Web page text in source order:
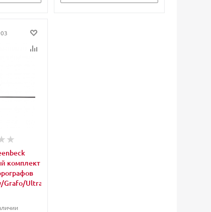
комплект
Grafo/Ultra